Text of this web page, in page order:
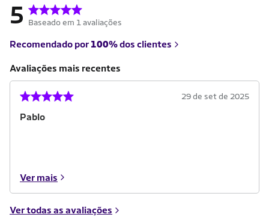
5 Baseado em 1 avaliações
Recomendado por 100%dos clientes
Avaliações mais recentes
Pablo
29 de set de 2025
Ver mais
Ver todas as avaliações